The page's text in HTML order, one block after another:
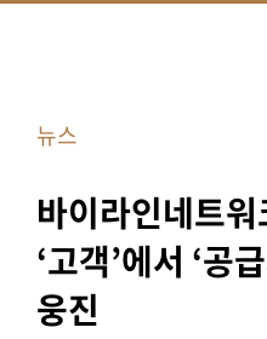
뉴스
바이라인네트
‘고객’에서 ‘공
웅진